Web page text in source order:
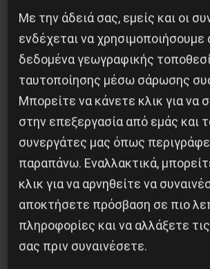
Το ΑΙ βαθαίνει την Κρίση
4 Αυγούστου 2026
Με την άδειά σας, εμείς και οι
ενδέχεται να χρησιμοποιήσουμε
δεδομένα γεωγραφικής
ταυτοποίησης μέσω σάρωσης
Μπορείτε να κάνετε κλικ για να
στην επεξεργασία από εμάς και
συνεργάτες μας όπως
παραπάνω. Εναλλακτικά,
κλικ για να αρνηθείτε να
αποκτήσετε πρόσβαση σε πιο
πληροφορίες και να αλλάξετε
σας πριν συναινέσετε.